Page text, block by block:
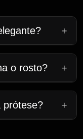
+
o rosto? +
prótese? +